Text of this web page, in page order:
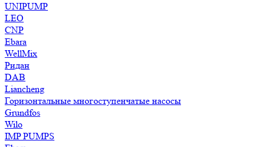
UNIPUMP
LEO
CNP
Ebara
WellMix
Ридан
DAB
Liancheng
Горизонтальные многоступенчатые насосы
Grundfos
Wilo
IMP PUMPS